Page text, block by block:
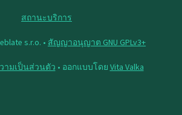
สถานะบริการ
s.r.o. • สัญญาอนุญาต GNU GPLv3+
ามเป็นส่วนตัว • ออกแบบโดย Vita Valka